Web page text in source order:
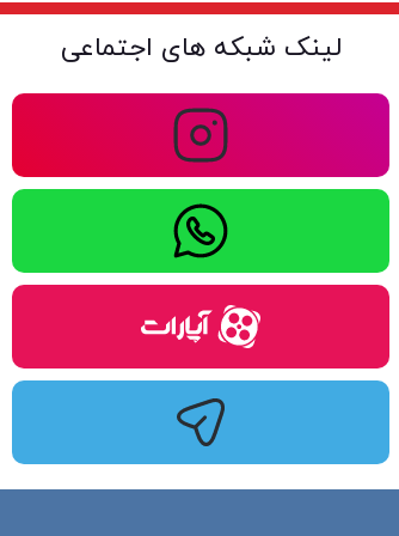
لینک شبکه های اجتماعی